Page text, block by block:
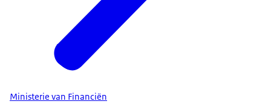
Ministerie van Financiën